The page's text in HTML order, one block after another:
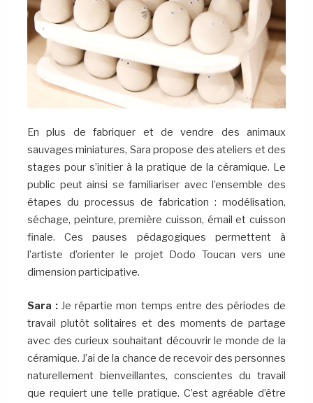
En plus de fabriquer et de vendre des animaux
sauvages miniatures, Sara propose des ateliers et des
stages pour s’initier à la pratique de la céramique. Le
public peut ainsi se familiariser avec l’ensemble des
étapes du processus de fabrication : modélisation,
séchage, peinture, première cuisson, émail et cuisson
finale. Ces pauses pédagogiques permettent à
l’artiste d’orienter le projet Dodo Toucan vers une
dimension participative.
Sara : Je répartie mon temps entre des périodes de
travail plutôt solitaires et des moments de partage
avec des curieux souhaitant découvrir le monde de la
céramique. J’ai de la chance de recevoir des personnes
naturellement bienveillantes, conscientes du travail
que requiert une telle pratique. C’est agréable d’être